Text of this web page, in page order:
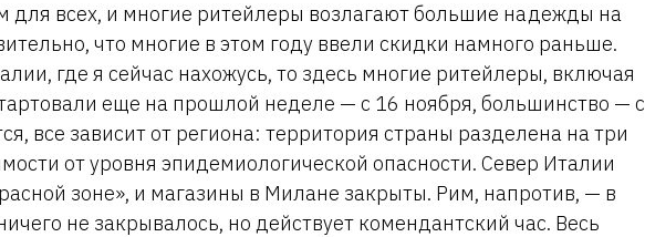
всех, и многие ритейлеры возлагают большие надежды на
что многие в этом году ввели скидки намного раньше.
где я сейчас нахожусь, то здесь многие ритейлеры, включая
еще на прошлой неделе — с 16 ноября, большинство — с
все зависит от региона: территория страны разделена на три
от уровня эпидемиологической опасности. Север Италии
зоне», и магазины в Милане закрыты. Рим, напротив, — в
не закрывалось, но действует комендантский час. Весь